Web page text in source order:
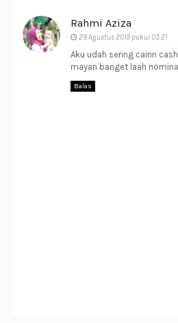
Rahmi Aziza
29 Agustus 2019 pukul 03.21
Aku udah sering cairin
mayan banget laah
Balas